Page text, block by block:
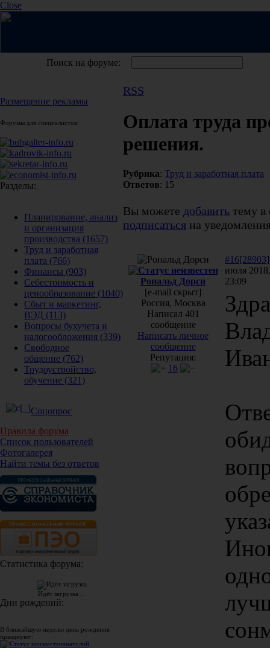
Close
Поиск на форуме:
Размещение рекламы
Форумы для специалистов:
Разделы:
Планирование, анализ
и организация
производства (1657)
Труд и заработная
плата (766)
Финансы (903)
Себестоимость и
ценообразование (1040)
Сбыт и маркетинг,
ВЭД (113)
Вопросы бухучета и
налогообложения (339)
Свободное
общение (762)
Трудоустройство,
обучение (321)
Соцопрос
Правила форума
Список пользователей
Фотогалерея
Найти темы без ответов
Статистика форума:
Идёт загрузка…
Дни рождений:
В ближайшую неделю день рождения
празднуют:
анатолий
RSS
Оплата труда
решения.
Рубрика: Труд и заработная плата
Ответов: 15
Вы можете добавить тему в
подписаться на
Рональд Дорси
[e-mail скрыт]
Россия, Москва
Написал 401
сообщение
Написать личное
сообщение
Репутация:
16
#16[28903]
июля 2018,
23:09